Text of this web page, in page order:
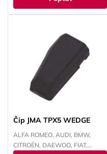
CHEVROLET, CHRYSLER, ISUZU,
IVECO, JEEP, KIA, LANCIA, LAND
OPEL, PEUGEOT, RENAULT,
SMART, SUZUKI, TOYOTA,
VOKSWAGEN
Čip JMA TPX5 WEDGE
ALFA ROMEO, AUDI, BMW,
CITROËN, DAEWOO, FIAT,